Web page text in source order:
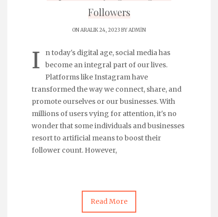
Followers
ON ARALIK 24, 2023 BYADMIN
I
n today's digital age, social media has
become an integral part of our lives.
Platforms like Instagram have
transformed the way we connect, share, and
promote ourselves or our businesses. With
millions of users vying for attention, it's no
wonder that some individuals and businesses
resort to artificial means to boost their
follower count. However,
Read More